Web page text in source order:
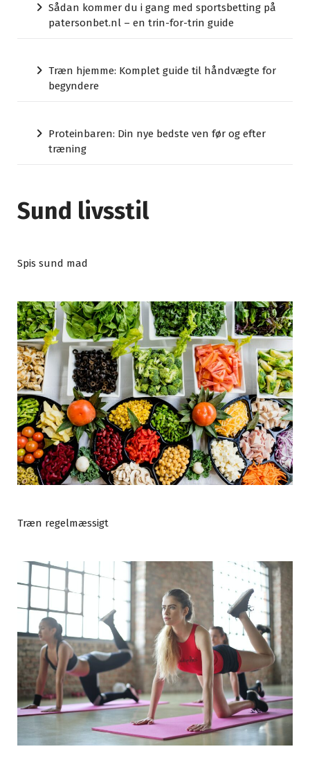
Sådan kommer du i gang med sportsbetting på
patersonbet.nl – en trin-for-trin guide
Træn hjemme: Komplet guide til håndvægte for
begyndere
Proteinbaren: Din nye bedste ven før og efter
træning
Sund livsstil
Spis sund mad
Træn regelmæssigt